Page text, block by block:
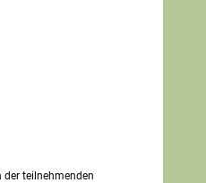
der teilnehmenden